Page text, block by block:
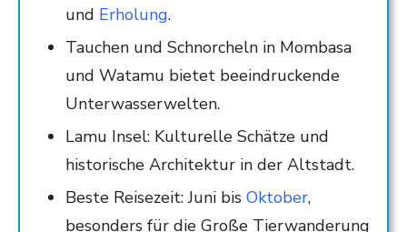
und Erholung.
Tauchen und Schnorcheln in Mombasa
und Watamu bietet beeindruckende
Unterwasserwelten.
Lamu Insel: Kulturelle Schätze und
historische Architektur in der Altstadt.
Beste Reisezeit: Juni bis Oktober,
besonders für die Große Tierwanderung